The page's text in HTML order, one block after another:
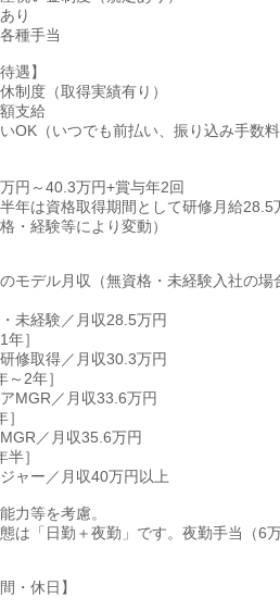
り
種手当
遇】
制度（取得実績有り）
支給
OK（いつでも前払い、振り込み手数料
円～40.3万円+賞与年2回
年は資格取得期間として研修月給28.5
格・経験等により変動）
のモデル月収（無資格・未経験入社の場
未経験／月収28.5万円
年］
修取得／月収30.3万円
～2年］
MGR／月収33.6万円
］
／月収35.6万円
半］
ャー／月収40万円以上
力等を考慮。
は「日勤＋夜勤」です。夜勤手当（6
・休日】